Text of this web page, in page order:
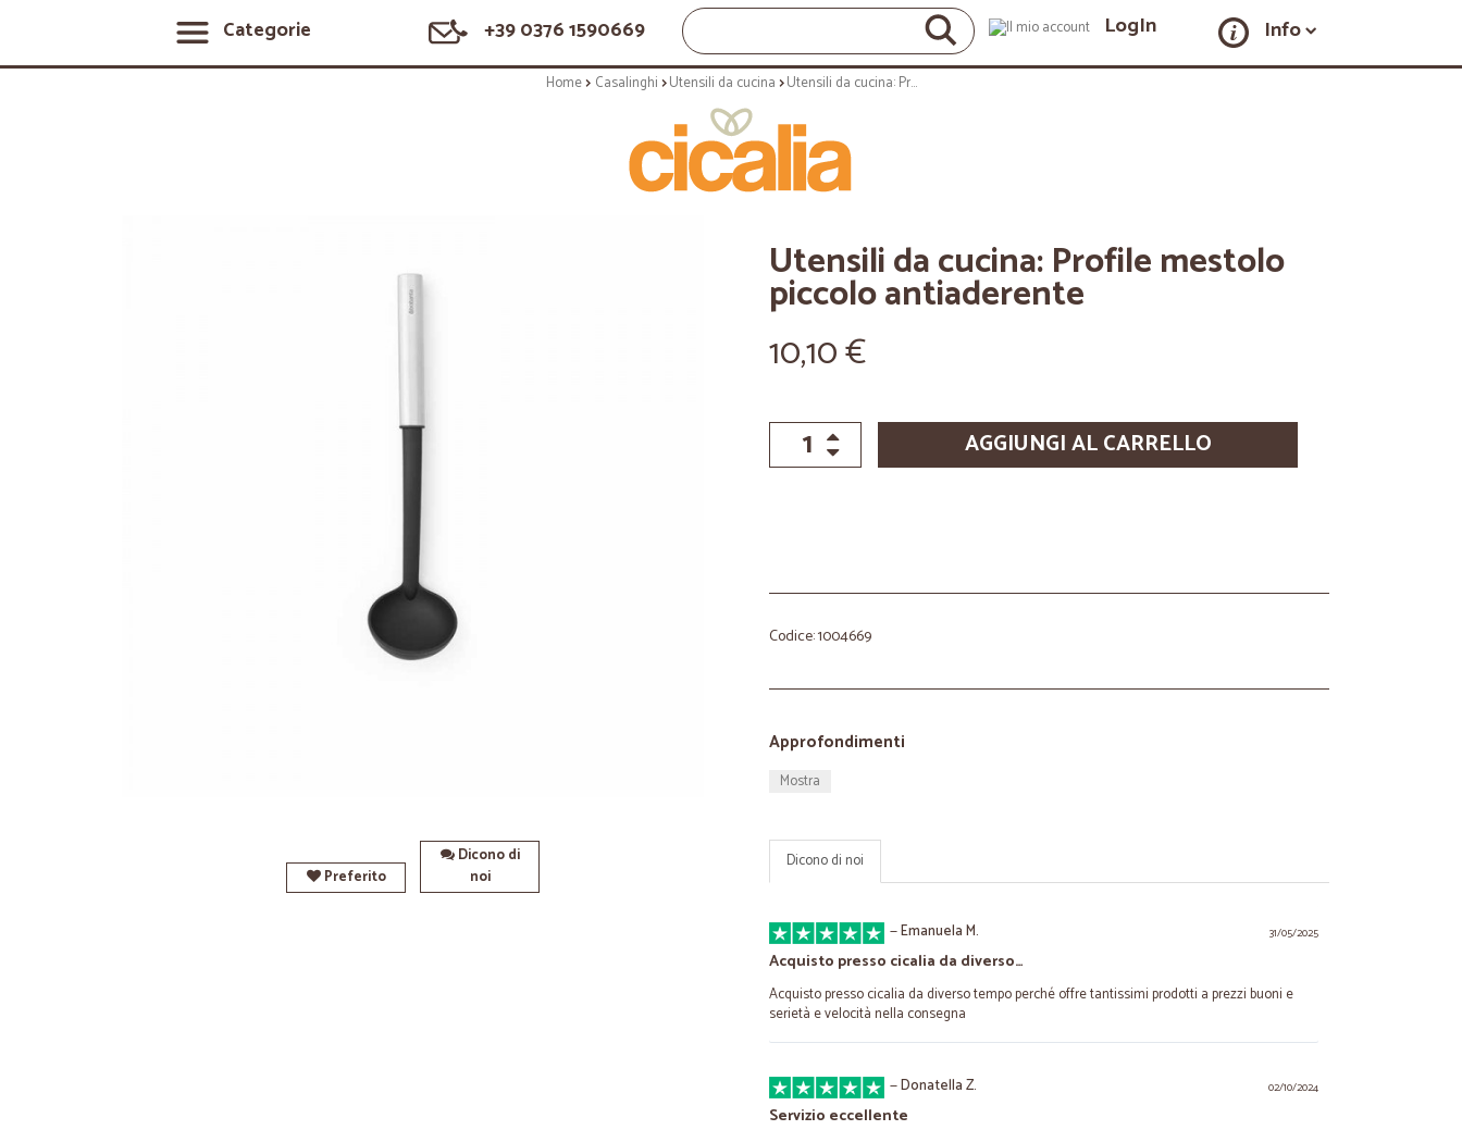
Categorie +39 0376 1590669 LogIn Info
Home Casalinghi Utensili da cucina Utensili da cucina: Profile mestolo piccolo antiaderente
Preferito
Dicono di
noi
Utensili da cucina: Profile mestolo
piccolo antiaderente
10,10 €
AGGIUNGI AL CARRELLO
Codice: 1004669
Approfondimenti
Mostra
Dicono di noi
31/05/2025
—Emanuela M.
Acquisto presso cicalia da diverso…
Acquisto presso cicalia da diverso tempo perché offre tantissimi prodotti a prezzi buoni e
serietà e velocità nella consegna
02/10/2024
—Donatella Z.
Servizio eccellente